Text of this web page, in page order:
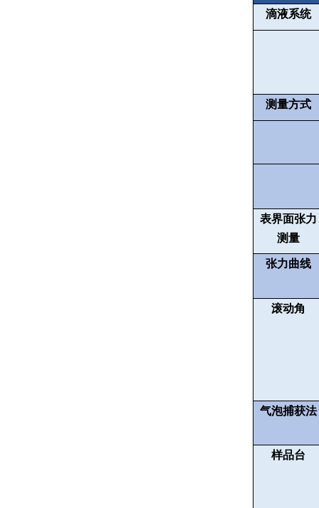
滴液系统
测量方式
表界面张力
测量
张力曲线
滚动角
气泡捕获法
样品台